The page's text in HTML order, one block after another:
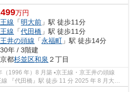
万円
線 「明大前 」駅 徒歩11分
線 「代田橋 」駅 徒歩11分
井の頭線 「永福町 」駅 徒歩14分
年 / 3階建
都杉並区和泉 ２丁目
橋』駅 徒歩 11 分 2025 年 8 月大規